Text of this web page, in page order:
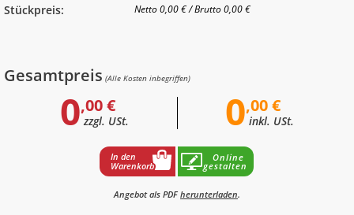
Stückpreis: Netto 0,00 €/ Brutto 0,00 €
Gesamtpreis (Alle Kosten inbegriffen)
0,00 €
zzgl. USt. 0,00 €
inkl. USt.
In den
Warenkorb
Online
gestalten
Angebot als PDF herunterladen.